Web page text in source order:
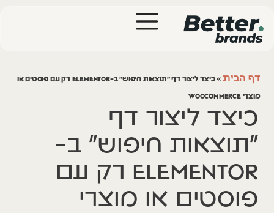
דף הבית » כיצד ליצור דף ״תוצאות חיפוש״ ב-Elementor רק עם פוסטים או
מוצרי WooCommerce
כיצד ליצור דף
״תוצאות חיפוש״ ב-
Elementor רק עם
פוסטים או מוצרי